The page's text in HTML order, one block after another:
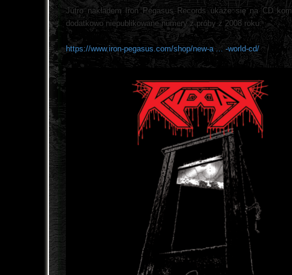
Jutro nakładem Iron Pegasus Records ukaże się na CD
dodatkowo niepublikowane numery z próby z 2008 roku.
https://www.iron-pegasus.com/shop/new-a ... -world-cd/